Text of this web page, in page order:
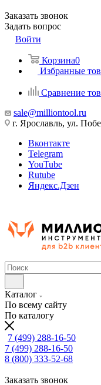
Заказать звонок
Задать вопрос
Войти
Корзина0
Избранные
Сравнение
sale@milliontool.ru
г. Ярославль, ул.
Вконтакте
Telegram
YouTube
Rutube
Яндекс.Дзен
Каталог
По всему сайту
По каталогу
7 (499) 288-16-50
7 (499) 288-16-50
8 (800) 333-52-68
Заказать звонок